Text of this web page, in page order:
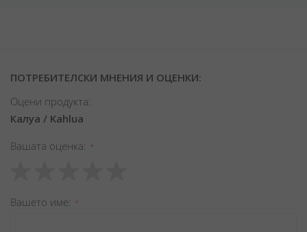
ПОТРЕБИТЕЛСКИ МНЕНИЯ И ОЦЕНКИ:
Оцени продукта:
Калуа / Kahlua
Вашата оценка
star
stars
stars
stars
stars
Вашето име